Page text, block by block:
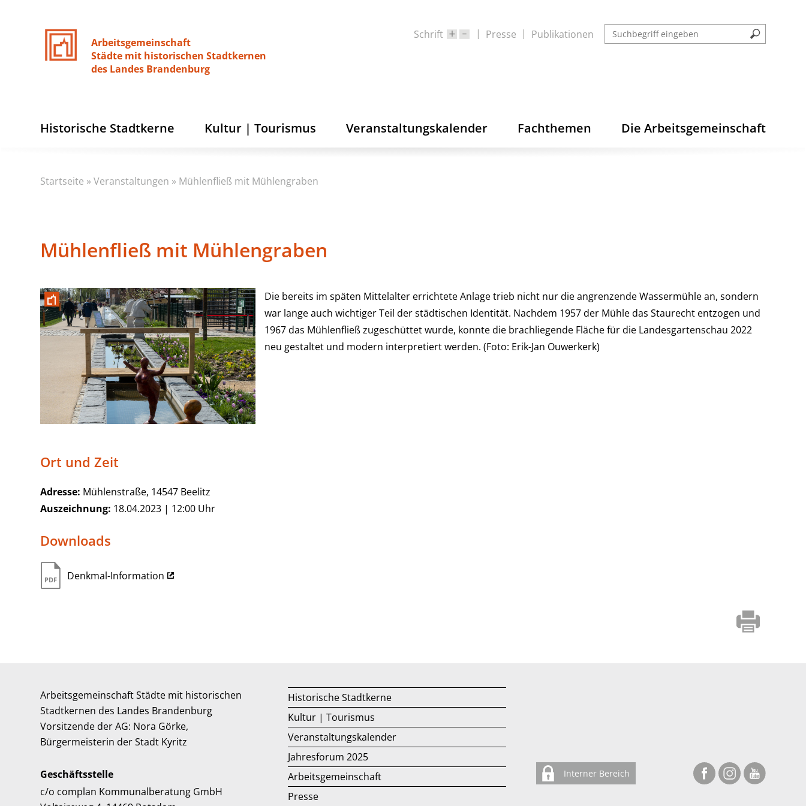
Arbeitsgemeinschaft
Städte mit historischen Stadtkernen
des Landes Brandenburg
Schrift Presse Publikationen
Historische Stadtkerne Kultur | Tourismus Veranstaltungskalender Fachthemen Die Arbeitsgemeinschaft
Startseite »Veranstaltungen » Mühlenfließ mit Mühlengraben
Mühlenfließ mit Mühlengraben
Die bereits im späten Mittelalter errichtete Anlage trieb nicht nur die angrenzende Wassermühle an, sondern
war lange auch wichtiger Teil der städtischen Identität. Nachdem 1957 der Mühle das Staurecht entzogen und
1967 das Mühlenfließ zugeschüttet wurde, konnte die brachliegende Fläche für die Landesgartenschau 2022
neu gestaltet und modern interpretiert werden. (Foto: Erik-Jan Ouwerkerk)
Ort und Zeit
Adresse: Mühlenstraße, 14547 Beelitz
Auszeichnung: 18.04.2023 | 12:00 Uhr
Downloads
Denkmal-Information
Arbeitsgemeinschaft Städte mit historischen
Stadtkernen des Landes Brandenburg
Vorsitzende der AG: Nora Görke,
Bürgermeisterin der Stadt Kyritz
Geschäftsstelle
c/o complan Kommunalberatung GmbH
Historische Stadtkerne
Kultur | Tourismus
Veranstaltungskalender
Jahresforum 2025
Arbeitsgemeinschaft
Presse
Interner Bereich